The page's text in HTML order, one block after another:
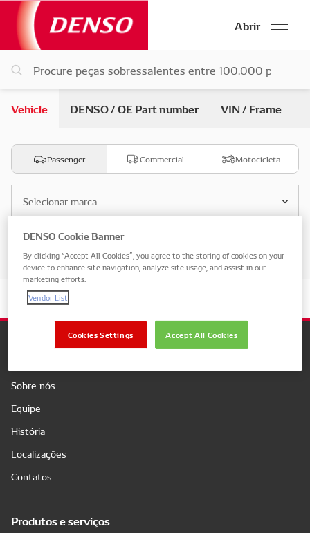
Abrir
Vehicle DENSO / OE Part number VIN / Frame
Passenger Commercial Motocicleta
Selecionar marca
Sobre nós
Equipe
História
Localizações
Contatos
Produtos e serviços
DENSO Cookie Banner
By clicking “Accept All Cookies”, you agree to the storing of cookies on your
device to enhance site navigation, analyze site usage, and assist in our
marketing efforts.
Vendor List
Accept All Cookies
Cookies Settings